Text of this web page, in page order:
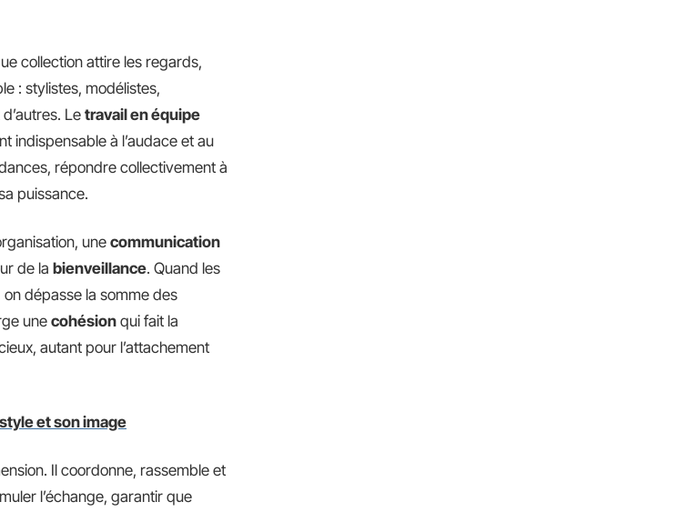
collection attire les regards,
: stylistes, modélistes,
Le travail en équipe
indispensable à l’audace et au
répondre collectivement à
puissance.
une communication
de la bienveillance. Quand les
dépasse la somme des
une cohésion qui fait la
autant pour l’attachement
et son image
Il coordonne, rassemble et
l’échange, garantir que